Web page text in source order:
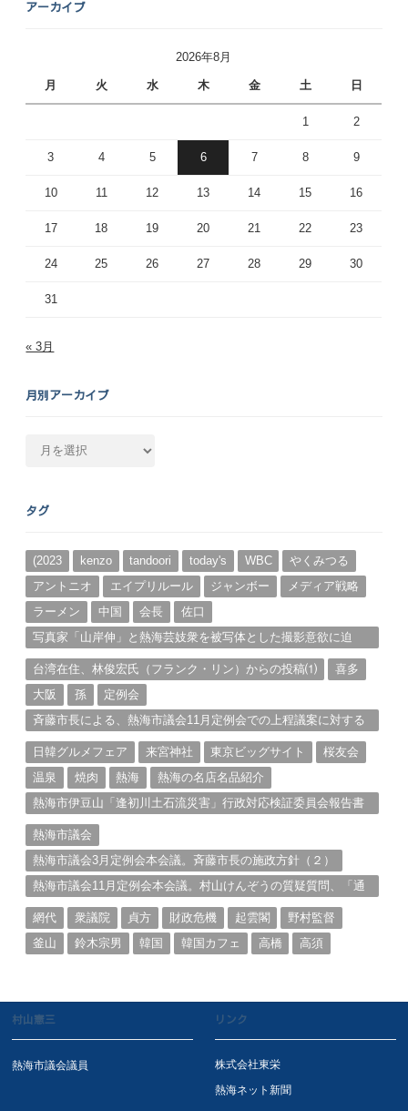
アーカイブ
2026年8月
月 火 水 木 金 土 日
1 2
3 4 5 6 7 8 9
10 11 12 13 14 15 16
17 18 19 20 21 22 23
24 25 26 27 28 29 30
31
« 3月
月別アーカイブ
カ
ブ
タグ
(2023 kenzo tandoori today's WBC
やくみつる
アントニオ
エイプリルール ジャンボー
メディア戦略
ラーメン
中国 会長
佐口
写真家「山岸伸」と熱海芸妓衆を被写体とした撮影意欲に迫
台湾在住、林俊宏氏（フランク・リン）からの投稿⑴
喜多
大阪
孫
定例会
斉藤市長による、熱海市議会11月定例会での上程議案に対する
日韓グルメフェア
来宮神社 東京ビッグサイト
桜友会
温泉
焼肉 熱海
熱海の名店名品紹介
熱海市伊豆山「逢初川土石流災害」行政対応検証委員会報告書
熱海市議会
熱海市議会3月定例会本会議。斉藤市長の施政方針（２）
熱海市議会11月定例会本会議。村山けんぞうの質疑質問、「通
網代
衆議院 貞方 財政危機 起雲閣
野村監督
釜山
鈴木宗男 韓国 韓国カフェ 高橋 高須
村山憲三
熱海市議会議員
リンク
株式会社東栄
熱海ネット新聞